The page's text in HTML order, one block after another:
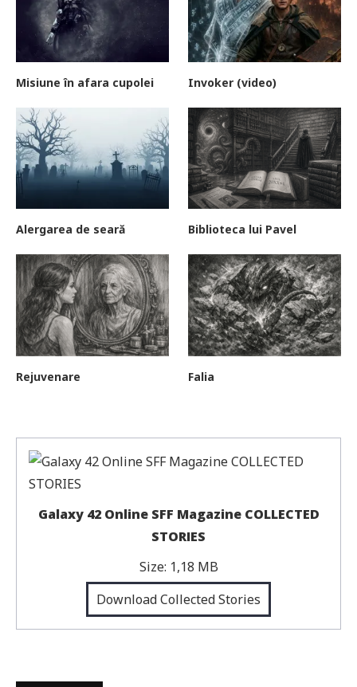
Misiune în afara cupolei Invoker (video)
Alergarea de seară Biblioteca lui Pavel
Rejuvenare Falia
Galaxy 42 Online SFF Magazine COLLECTED
STORIES
Size: 1,18 MB
Download Collected Stories